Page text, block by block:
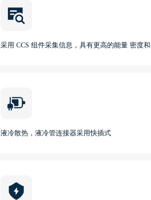
采用 CCS 组件采集信息，具有更高的能量 密度
液冷散热，液冷管连接器采用快插式